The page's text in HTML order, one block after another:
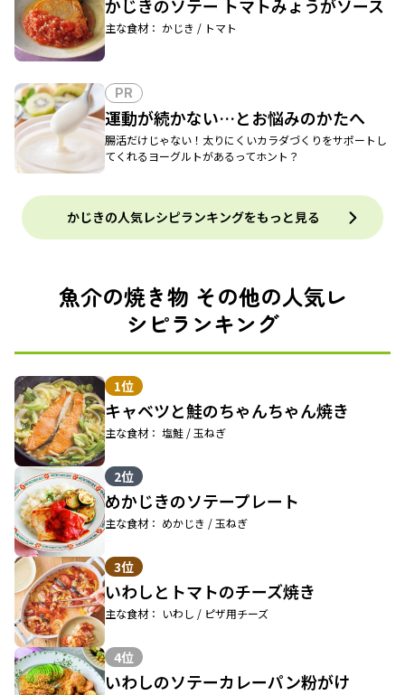
かじきのソテー トマトみょうがソース
主な食材： かじき / トマト
PR
運動が続かない…とお悩みのかたへ
腸活だけじゃない！太りにくいカラダづくりをサポートし
てくれるヨーグルトがあるってホント？
かじきの人気レシピランキングをもっと見る
魚介の焼き物 その他の人気レ
シピランキング
1位
キャベツと鮭のちゃんちゃん焼き
主な食材： 塩鮭 / 玉ねぎ
2位
めかじきのソテープレート
主な食材： めかじき / 玉ねぎ
3位
いわしとトマトのチーズ焼き
主な食材： いわし / ピザ用チーズ
4位
いわしのソテーカレーパン粉がけ